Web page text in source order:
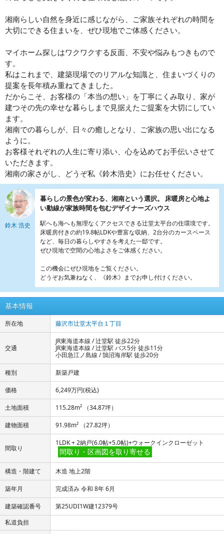
湘南らしい自然を身近に感じながら、ご家族それぞれの時間を
大切にできる住まいを、ぜひ現地でご体感ください。
マイホーム探しはワクワクする反面、不安や悩みもつきもので
す。
私はこれまで、建築現場でのリアルな知識と、住まいづくりの
提案を長年積み重ねてきました。
だからこそ、お客様の「本当の想い」を丁寧にくみ取り、家が
建つその先の幸せな暮らしまで見据えたご提案を大切にしてい
ます。
湘南での暮らしが、日々の癒しとなり、ご家族の思い出になる
ように。
お客様それぞれの人生に寄り添い、心を込めてお手伝いさせて
いただきます。
湘南の家さがし、どうぞ私《鈴木浩史》にお任せください。
鈴木 浩史
暮らしの景色が変わる、湘南という選択。 床暖房と心地よ
い動線が家族時間を包むデザイナーズハウス
駅へも海へも無理なくアクセスできる辻堂太平台の住環境です。
床暖房付きの約19.8帖LDKや豊富な収納、2台分のカースペース
など、毎日の暮らしやすさを考えた一邸です。
ぜひ現地で空間の心地よさをご体感ください。
この機会にぜひ現地をご覧ください。
どうぞお気兼ねなく、《鈴木》までお申し付けください。
基本情報
所在地 藤沢市辻堂太平台１丁目
交通
JR東海道本線 / 辻堂駅 徒歩22分
JR東海道本線 / 辻堂駅 バス5分 徒歩11分
小田急江ノ島線 / 鵠沼海岸駅 徒歩20分
種別 新築戸建
価格 6,249万円(税込)
土地面積 115.28m² （34.87坪）
建物面積 91.98m² （27.82坪）
間取り
1LDK + 2納戸(6.0帖+5.0帖)+ウォークインクローゼット
間取り・区画図を取り寄せる
構造・階建て 木造 地上2階
築年月 完成済み 令和 8年 6月
建築確認番号
第25UDI1W建12379号
私道負担